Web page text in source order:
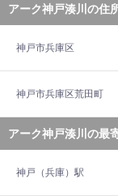
アーク神戸湊川の住
神戸市兵庫区
神戸市兵庫区荒田町
アーク神戸湊川の最
神戸（兵庫）駅